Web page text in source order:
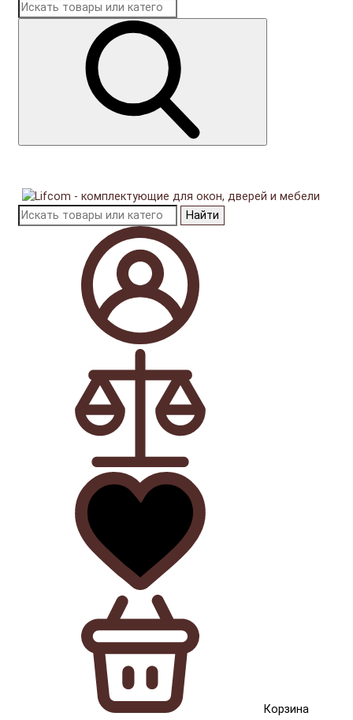
Найти
Корзина